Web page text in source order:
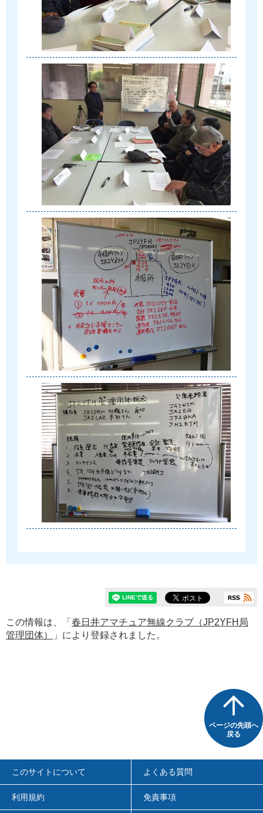
この情報は、「 春日井アマチュア無線クラブ（JP2YFH局
管理団体）
」により登録されました。
ページの先頭へ
戻る
このサイトについて よくある質問
利用規約 免責事項